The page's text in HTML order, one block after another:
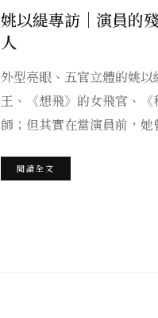
姚以緹專訪｜演員的
人
外型亮眼、五官立體的姚
王、《想飛》的女飛官、
師；但其實在當演員前，
閱讀全文